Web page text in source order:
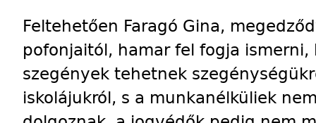
Feltehetően Faragó Gina,
pofonjaitól, hamar fel fogja
szegények tehetnek
iskolájukról, s a munkanélküliek